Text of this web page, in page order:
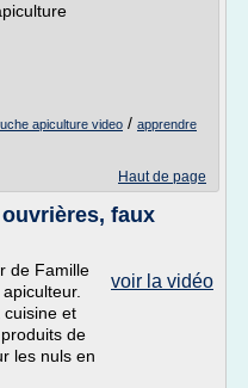
apiculture video / apprendre
Haut de page
faux
voir la vidéo
de Famille
cuisine et
de
les nuls en